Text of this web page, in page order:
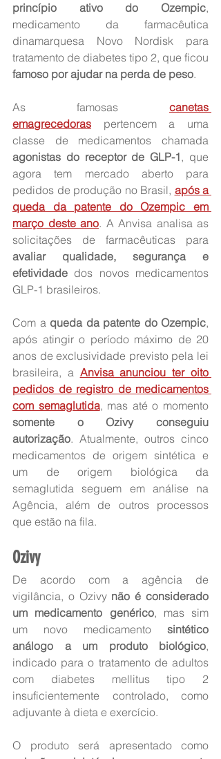
princípio ativo do Ozempic,
medicamento da farmacêutica
dinamarquesa Novo Nordisk para
famoso por ajudar na perda de peso.
As famosas canetas
emagrecedoras pertencem a uma
agonistas do receptor de GLP-1, que
agora tem mercado aberto para
pedidos de produção no Brasil, após a
queda da patente do Ozempic em
março deste ano. A Anvisa analisa as
avaliar qualidade, segurança e
efetividade dos novos medicamentos
GLP-1 brasileiros.
Com a queda da patente do Ozempic,
após atingir o período máximo de 20
anos de exclusividade previsto pela lei
brasileira, a Anvisa anunciou ter oito
pedidos de registro de medicamentos
com semaglutida
somente o Ozivy conseguiu
autorização. Atualmente, outros cinco
medicamentos de origem sintética e
um de origem biológica da
semaglutida seguem em análise na
Agência, além de outros processos
que estão na fila.
Ozivy
De acordo com a agência de
vigilância, o Ozivy não é considerado
um medicamento genérico, mas sim
um novo medicamento sintético
análogo a um produto biológico,
indicado para o tratamento de adultos
com diabetes mellitus tipo 2
insuficientemente controlado, como
adjuvante à dieta e exercício.